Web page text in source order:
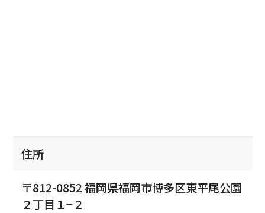
住所
〒812-0852 福岡県福岡市博多区東平尾公園
２丁目１−２